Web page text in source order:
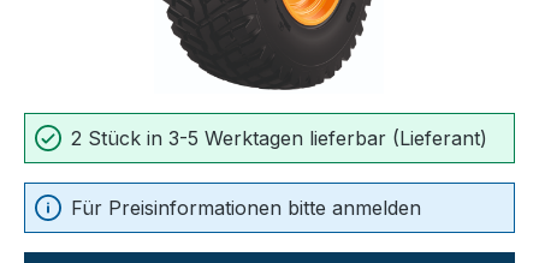
2 Stück in 3-5 Werktagen lieferbar (Lieferant)
Für Preisinformationen bitte anmelden